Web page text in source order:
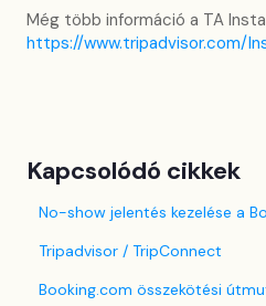
Még több információ a TA
https://www.tripadvisor.com/
Kapcsolódó cikkek
No-show jelentés kezelése a
Tripadvisor / TripConnect
Booking.com összekötési